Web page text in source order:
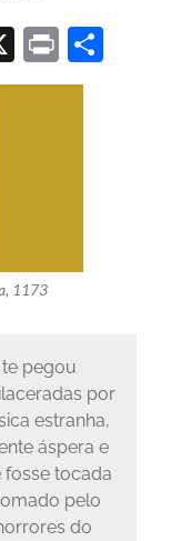
X Print
1173
pegou
por
estranha,
áspera e
tocada
pelo
do